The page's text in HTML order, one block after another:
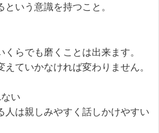
いう意識を持つこと。
らでも磨くことは出来ます。
えていかなければ変わりません。
い
人は親しみやすく話しかけやすい